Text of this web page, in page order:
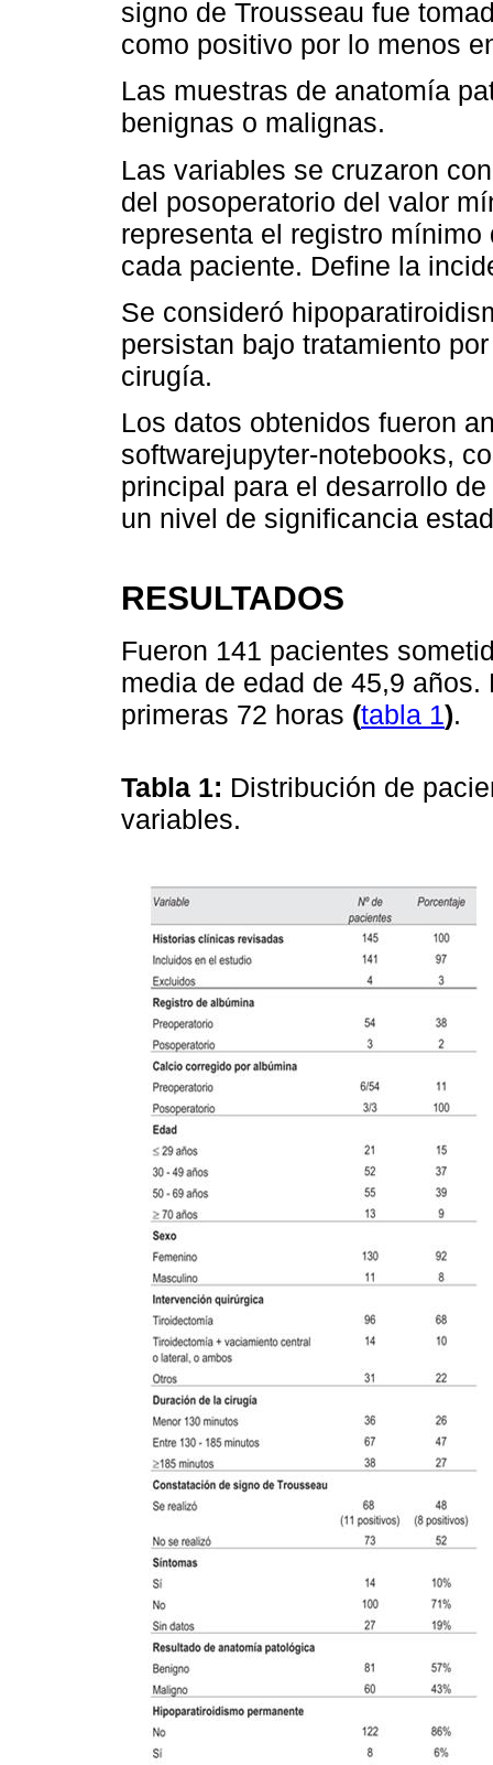
signo de Trousseau fue
como positivo por lo menos
Las muestras de anatomía
benignas o malignas.
Las variables se cruzaron
del posoperatorio del valor
representa el registro
cada paciente. Define la
Se consideró
persistan bajo tratamiento
cirugía.
Los datos obtenidos fueron
softwarejupyter-notebooks,
principal para el desarrollo
un nivel de significancia
RESULTADOS
Fueron 141 pacientes
media de edad de 45,9
primeras 72 horas (tabla 1).
Tabla 1: Distribución de
variables.